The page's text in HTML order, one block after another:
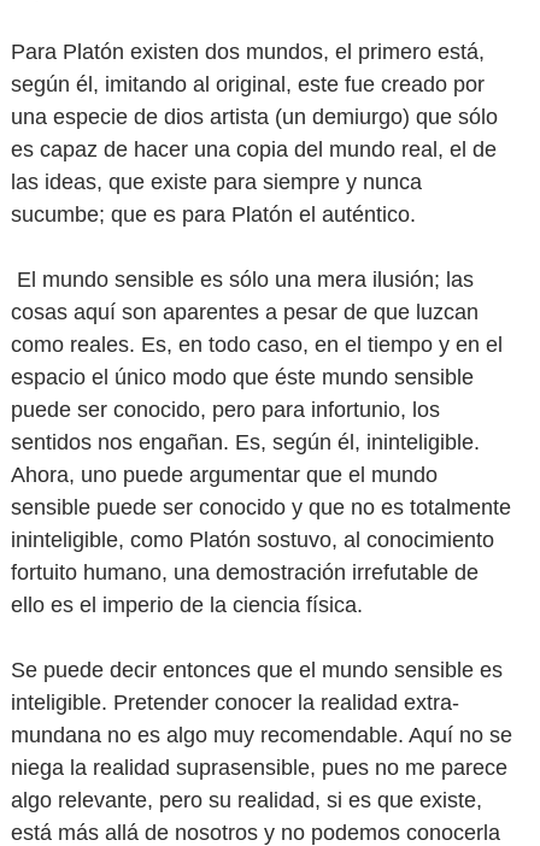
Para Platón existen dos mundos, el primero está,
según él, imitando al original, este fue creado por
una especie de dios artista (un demiurgo) que sólo
es capaz de hacer una copia del mundo real, el de
las ideas, que existe para siempre y nunca
sucumbe; que es para Platón el auténtico.
El mundo sensible es sólo una mera ilusión; las
cosas aquí son aparentes a pesar de que luzcan
como reales. Es, en todo caso, en el tiempo y en el
espacio el único modo que éste mundo sensible
puede ser conocido, pero para infortunio, los
sentidos nos engañan. Es, según él, ininteligible.
Ahora, uno puede argumentar que el mundo
sensible puede ser conocido y que no es totalmente
ininteligible, como Platón sostuvo, al conocimiento
fortuito humano, una demostración irrefutable de
ello es el imperio de la ciencia física.
Se puede decir entonces que el mundo sensible es
inteligible. Pretender conocer la realidad extra-
mundana no es algo muy recomendable. Aquí no se
niega la realidad suprasensible, pues no me parece
algo relevante, pero su realidad, si es que existe,
está más allá de nosotros y no podemos conocerla